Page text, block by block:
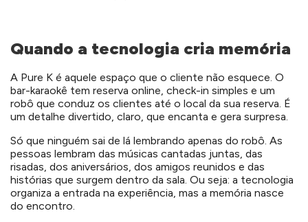
Quando a tecnologia cria memória
A Pure K é aquele espaço que o cliente não esquece. O
bar-karaokê tem reserva online, check-in simples e um
robô que conduz os clientes até o local da sua reserva. É
um detalhe divertido, claro, que encanta e gera surpresa.
Só que ninguém sai de lá lembrando apenas do robô. As
pessoas lembram das músicas cantadas juntas, das
risadas, dos aniversários, dos amigos reunidos e das
histórias que surgem dentro da sala. Ou seja: a tecnologia
organiza a entrada na experiência, mas a memória nasce
do encontro.